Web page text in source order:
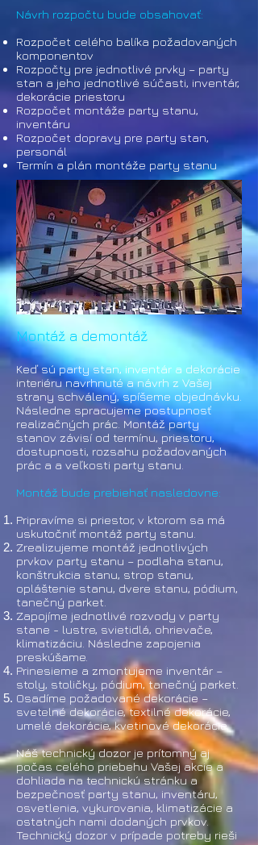
Návrh rozpočtu bude obsahovať:
Rozpočet celého balíka požadovaných
komponentov
Rozpočty pre jednotlivé prvky – party
stan a jeho jednotlivé súčasti, inventár,
dekorácie priestoru
Rozpočet montáže party stanu,
inventáru
Rozpočet dopravy pre party stan,
personál
Termín a plán montáže party stanu
Montáž a demontáž
Keď sú party stan, inventár a dekorácie
interiéru navrhnuté a návrh z Vašej
strany schválený, spíšeme objednávku.
Následne spracujeme postupnosť
realizačných prác. Montáž party
stanov závisí od termínu, priestoru,
dostupnosti, rozsahu požadovaných
prác a a veľkosti party stanu.
Montáž bude prebiehať nasledovne:
Pripravíme si priestor, v ktorom sa má
uskutočniť montáž party stanu.
Zrealizujeme montáž jednotlivých
prvkov party stanu – podlaha stanu,
konštrukcia stanu, strop stanu,
opláštenie stanu, dvere stanu, pódium,
tanečný parket.
Zapojíme jednotlivé rozvody v party
stane - lustre, svietidlá, ohrievače,
klimatizáciu. Následne zapojenia
preskúšame.
Prinesieme a zmontujeme inventár –
stoly, stoličky, pódium, tanečný parket.
Osadíme požadované dekorácie –
svetelné dekorácie, textilné dekorácie,
umelé dekorácie, kvetinové dekorácie.
​Náš technický dozor je prítomný aj
počas celého priebehu Vašej akcie a
dohliada na technickú stránku a
bezpečnosť party stanu, inventáru,
osvetlenia, vykurovania, klimatizácie a
ostatných nami dodaných prvkov.
Technický dozor v prípade potreby rieši